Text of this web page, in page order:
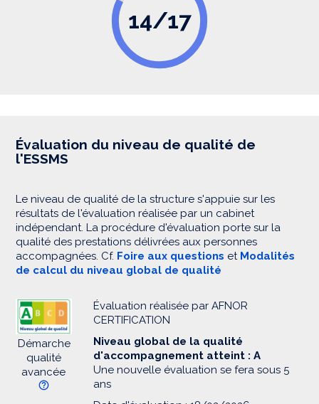
14/17
Évaluation du niveau de qualité de
l'ESSMS
Le niveau de qualité de la structure s'appuie sur les
résultats de l'évaluation réalisée par un cabinet
indépendant. La procédure d'évaluation porte sur la
qualité des prestations délivrées aux personnes
accompagnées. Cf. Foire aux questions et Modalités
de calcul du niveau global de qualité
Démarche
qualité
avancée
Évaluation réalisée par AFNOR
CERTIFICATION
Niveau global de la qualité
d'accompagnement atteint : A
Une nouvelle évaluation se fera sous 5
ans